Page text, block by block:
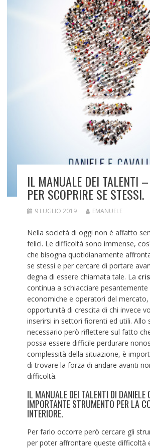
IL MANUALE DEI TALENTI
PER SCOPRIRE SE STESSI.
9 LUGLIO 2019 EMANUELE
Nella società di oggi non è affatto
felici. Le difficoltà sono immense,
che bisogna quotidianamente
se stessi e per cercare di portare
degna di essere chiamata tale. La
continua a schiacciare
economiche e operatori del
opportunità di crescita di chi invece
inserirsi in settori fiorenti ed utili. Allo
necessario però riflettere sul fatto
possa essere difficile perdurare
complessità della situazione, è
di trovare la forza di andare avanti
difficoltà.
IL MANUALE DEI TALENTI DI DANIELE
IMPORTANTE STRUMENTO PER LA
INTERIORE.
Per farlo occorre però cercare gli
per poter affrontare queste difficoltà